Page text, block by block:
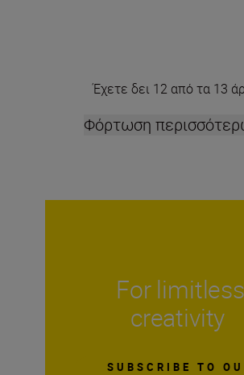
Έχετε δει 12 από τα 13
Φόρτωση
For limitless
creativity
SUBSCRIBE TO